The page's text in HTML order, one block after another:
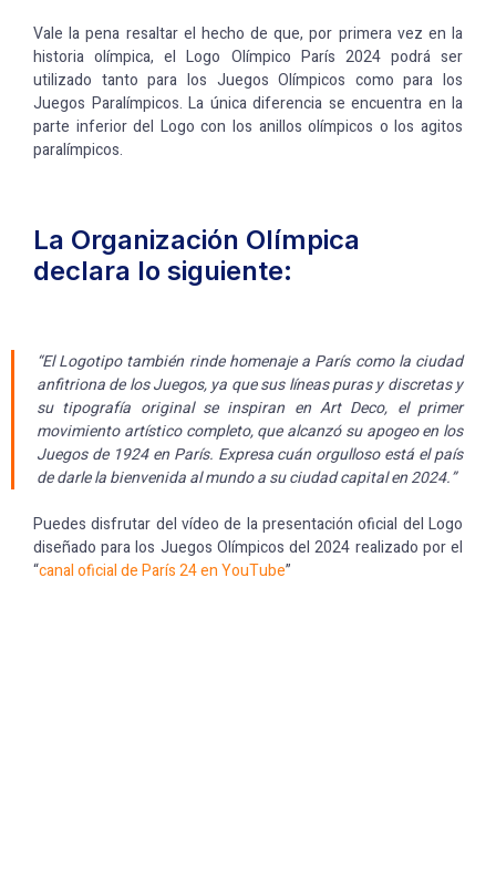
Vale la pena resaltar el hecho de que, por primera vez en la
historia olímpica, el Logo Olímpico París 2024 podrá ser
utilizado tanto para los Juegos Olímpicos como para los
Juegos Paralímpicos. La única diferencia se encuentra en la
parte inferior del Logo con los anillos olímpicos o los agitos
paralímpicos.
La Organización Olímpica
declara lo siguiente:
“El Logotipo también rinde homenaje a París como la ciudad
anfitriona de los Juegos, ya que sus líneas puras y discretas y
su tipografía original se inspiran en Art Deco, el primer
movimiento artístico completo, que alcanzó su apogeo en los
Juegos de 1924 en París. Expresa cuán orgulloso está el país
de darle la bienvenida al mundo a su ciudad capital en 2024.”
Puedes disfrutar del vídeo de la presentación oficial del Logo
diseñado para los Juegos Olímpicos del 2024 realizado por el
“canal oficial de París 24 en YouTube”